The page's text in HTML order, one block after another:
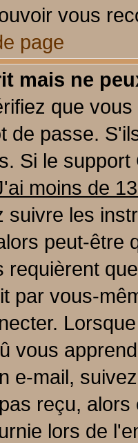
vous
page
mais ne
que
de passe.
Si le
moins de
suivre les
peut-être
requièrent
par vous-
vous
e-mail,
reçu,
lors de